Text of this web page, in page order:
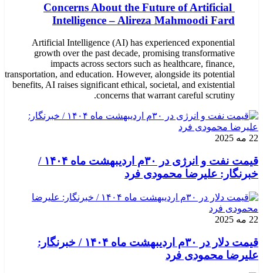
Concerns About the Future of Artificial
Intelligence – Alireza Mahmoodi Fard
Artificial Intelligence (AI) has experienced exponential
growth over the past decade, promising transformative
impacts across sectors such as healthcare, finance,
transportation, and education. However, alongside its potential
benefits, AI raises significant ethical, societal, and existential
concerns that warrant careful scrutiny.
22 مه 2025
قیمت نفت و انرژی در ۳۰م اردیبهشت ماه ۱۴۰۴ /
خبرنگار: علیرضا محمودی فرد
22 مه 2025
قیمت دلار در ۳۰م اردیبهشت ماه ۱۴۰۴ / خبرنگار:
علیرضا محمودی فرد